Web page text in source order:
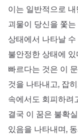
이는 일반적으로
괴물이 당신을 쫓
상태에서 나타날
불안정한 상태에
빠르다는 것은 이
것을 나타내고, 잡
속에서도 회피하려
결국 이 꿈은 불확
있음을 나타내며,